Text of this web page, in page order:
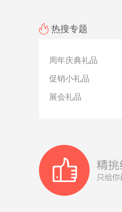
热搜专题
周年庆典礼品
促销小礼品
展会礼品